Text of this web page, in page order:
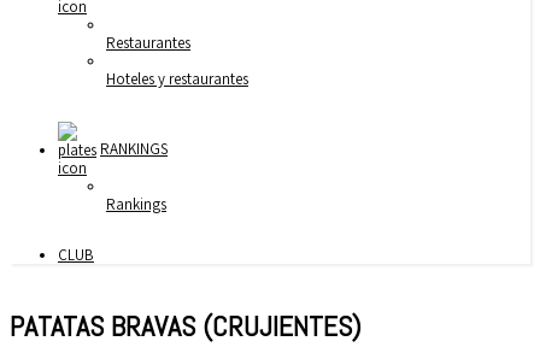
Restaurantes
Hoteles y restaurantes
RANKINGS
Rankings
CLUB
PATATAS BRAVAS (CRUJIENTES)